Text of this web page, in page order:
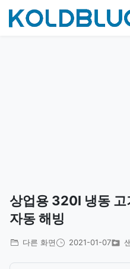
상업용 320l 냉동 고
자동 해빙
다른 화면 2021-01-07